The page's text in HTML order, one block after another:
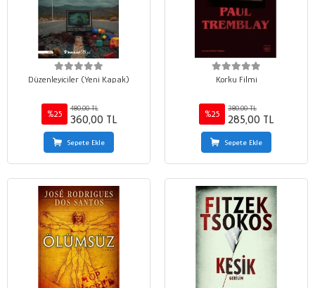
Düzenleyiciler (Yeni Kapak)
%25
480,00 TL
360,00 TL
Sepete Ekle
Korku Filmi
%25
380,00 TL
285,00 TL
Sepete Ekle